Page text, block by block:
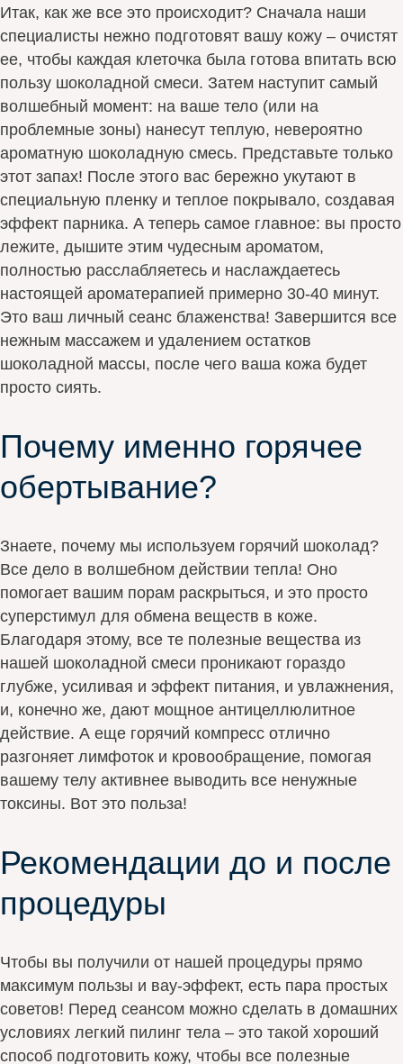
Итак, как же все это происходит? Сначала наши
специалисты нежно подготовят вашу кожу – очистят
ее, чтобы каждая клеточка была готова впитать всю
пользу шоколадной смеси. Затем наступит самый
волшебный момент: на ваше тело (или на
проблемные зоны) нанесут теплую, невероятно
ароматную шоколадную смесь. Представьте только
этот запах! После этого вас бережно укутают в
специальную пленку и теплое покрывало, создавая
эффект парника. А теперь самое главное: вы просто
лежите, дышите этим чудесным ароматом,
полностью расслабляетесь и наслаждаетесь
настоящей ароматерапией примерно 30-40 минут.
Это ваш личный сеанс блаженства! Завершится все
нежным массажем и удалением остатков
шоколадной массы, после чего ваша кожа будет
просто сиять.
Почему именно горячее
обертывание?
Знаете, почему мы используем горячий шоколад?
Все дело в волшебном действии тепла! Оно
помогает вашим порам раскрыться, и это просто
суперстимул для обмена веществ в коже.
Благодаря этому, все те полезные вещества из
нашей шоколадной смеси проникают гораздо
глубже, усиливая и эффект питания, и увлажнения,
и, конечно же, дают мощное антицеллюлитное
действие. А еще горячий компресс отлично
разгоняет лимфоток и кровообращение, помогая
вашему телу активнее выводить все ненужные
токсины. Вот это польза!
Рекомендации до и после
процедуры
Чтобы вы получили от нашей процедуры прямо
максимум пользы и вау-эффект, есть пара простых
советов! Перед сеансом можно сделать в домашних
условиях легкий пилинг тела – это такой хороший
способ подготовить кожу, чтобы все полезные